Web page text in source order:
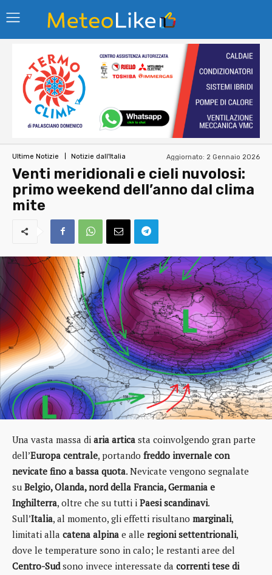
Ultime Notizie Notizie dall'Italia Aggiornato: 2 Gennaio 2026
Venti meridionali e cieli nuvolosi:
primo weekend dell’anno dal clima
mite
Una vasta massa di aria artica sta coinvolgendo gran parte
dell’Europa centrale, portando freddo invernale con
nevicate fino a bassa quota. Nevicate vengono segnalate
su Belgio, Olanda, nord della Francia, Germania e
Inghilterra, oltre che su tutti i Paesi scandinavi.
Sull’Italia, al momento, gli effetti risultano marginali,
limitati alla catena alpina e alle regioni settentrionali,
dove le temperature sono in calo; le restanti aree del
Centro-Sudsono invece interessate da correnti tese di